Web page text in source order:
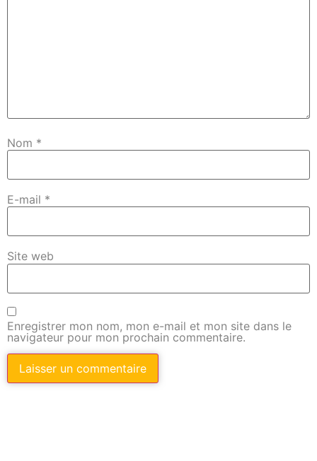
Nom *
E-mail *
Site web
Enregistrer mon nom, mon e-mail et mon site dans le
navigateur pour mon prochain commentaire.